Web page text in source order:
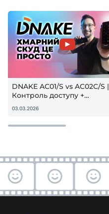
DNAKE AC01/S vs AC02C/S |
Контроль доступу +
гостьовий QR — реальна
настройка
03.03.2026